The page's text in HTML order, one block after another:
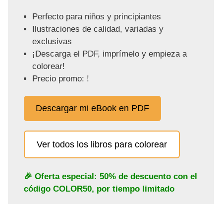
Perfecto para niños y principiantes
Ilustraciones de calidad, variadas y
exclusivas
¡Descarga el PDF, imprímelo y empieza a
colorear!
Precio promo: !
Descargar mi eBook en PDF
Ver todos los libros para colorear
🎉 Oferta especial: 50% de descuento con el
código COLOR50, por tiempo limitado